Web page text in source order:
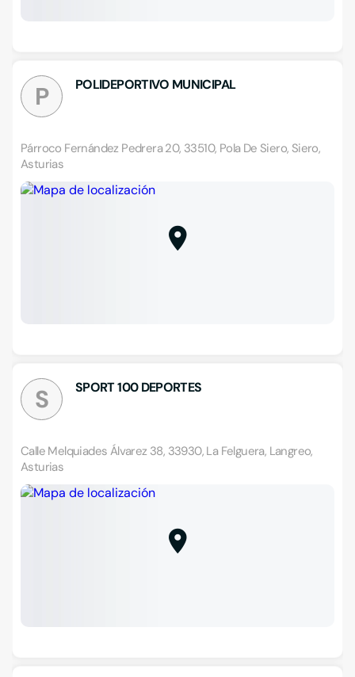
P POLIDEPORTIVO MUNICIPAL
Párroco Fernández Pedrera 20, 33510, Pola De Siero, Siero,
Asturias
S SPORT 100 DEPORTES
Calle Melquiades Álvarez 38, 33930, La Felguera, Langreo,
Asturias